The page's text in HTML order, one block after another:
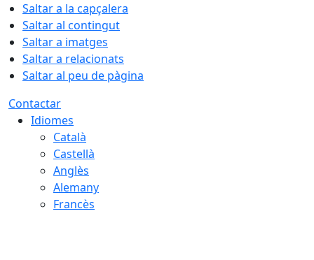
Saltar a la capçalera
Saltar al contingut
Saltar a imatges
Saltar a relacionats
Saltar al peu de pàgina
Contactar
Idiomes
Català
Castellà
Anglès
Alemany
Francès